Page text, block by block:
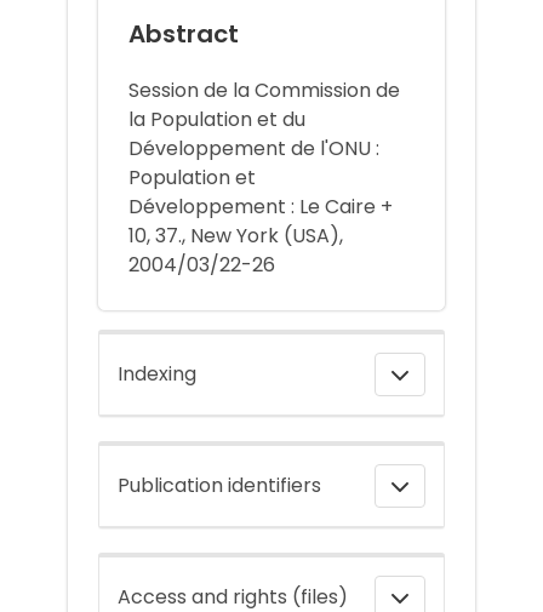
Abstract
Session de la Commission de
la Population et du
Développement de l'ONU :
Population et
Développement : Le Caire +
10, 37., New York (USA),
2004/03/22-26
Indexing
Publication identifiers
Access and rights (files)